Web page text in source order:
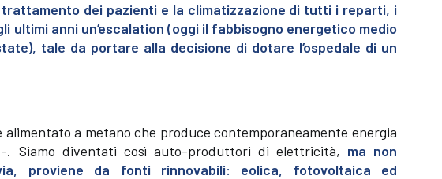
trattamento dei pazienti e la climatizzazione di tutti i reparti, i
ultimi anni un’escalation (oggi il fabbisogno energetico medio
tale da portare alla decisione di dotare l’ospedale di un
a metano che produce contemporaneamente energia
Siamo diventati così auto-produttori di elettricità, ma non
proviene da fonti rinnovabili: eolica, fotovoltaica ed